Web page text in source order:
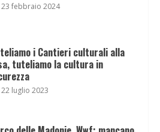
23 febbraio 2024
i Cantieri culturali alla
tuteliamo la cultura in
22 luglio 2023